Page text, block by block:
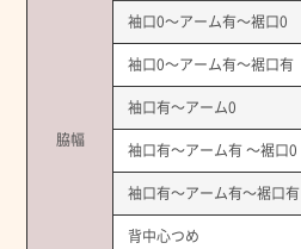
脇幅
袖口0～アーム有～裾口0
袖口0～アーム有～裾口有
袖口有～アーム0
袖口有～アーム有 ～裾口0
袖口有～アーム有～裾口有
背中心つめ